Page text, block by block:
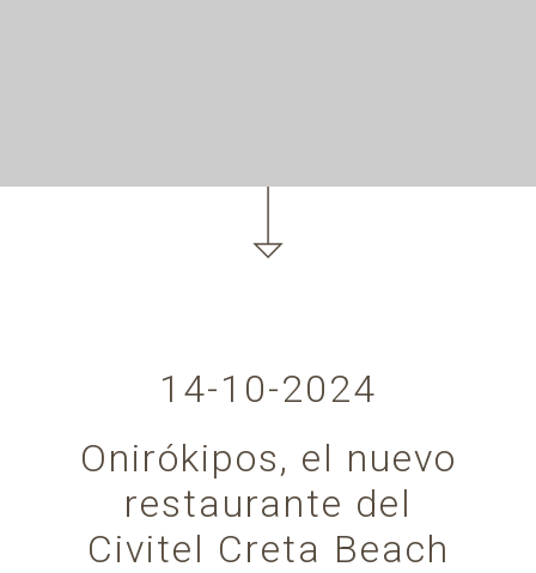
14-10-2024
Onirókipos, el nuevo
restaurante del
Civitel Creta Beach